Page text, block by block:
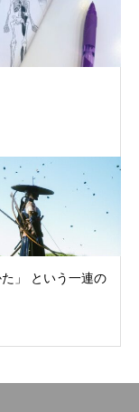
た」 という一連の